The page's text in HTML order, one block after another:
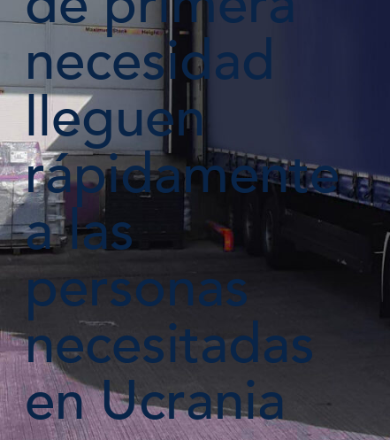
necesidad
lleguen
rápidamente
a las
personas
necesitadas
en Ucrania